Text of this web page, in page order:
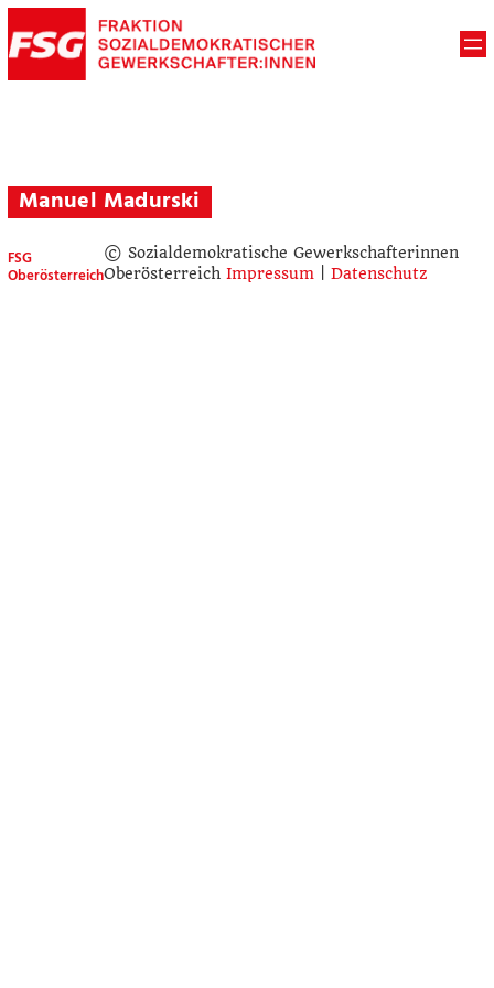
Manuel Madurski
FSG
Oberösterreich
© Sozialdemokratische Gewerkschafterinnen
Oberösterreich Impressum| Datenschutz